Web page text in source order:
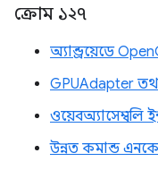
ক্রোম ১২৭
অ্যান্ড্রয়েডে
GPUAdapter তথ্য
ওয়েবঅ্যাসেম্বলি
উন্নত কমান্ড